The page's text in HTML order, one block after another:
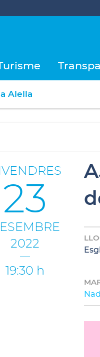
Alella
23
2022
19:30 h